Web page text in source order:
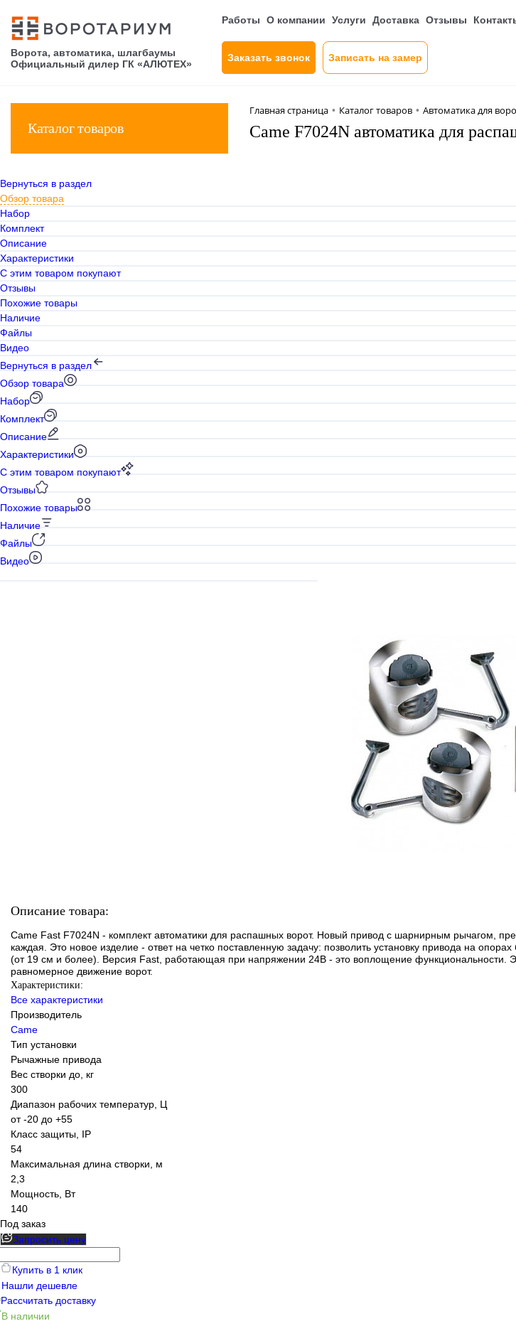
Ворота, автоматика, шлагбаумы
Официальный дилер ГК «АЛЮТЕХ»
Работы О компании Услуги Доставка Отзывы
Заказать звонок Записать на замер
Каталог товаров
Главная страница • Каталог товаров • Автоматика для
Came F7024N автоматика для
Вернуться в раздел
Обзор товара
Набор
Комплект
Описание
Характеристики
С этим товаром покупают
Отзывы
Похожие товары
Наличие
Файлы
Видео
Вернуться в раздел
Обзор товара
Набор
Комплект
Описание
Характеристики
С этим товаром покупают
Отзывы
Похожие товары
Наличие
Файлы
Видео
Описание товара:
Came Fast F7024N - комплект автоматики для распашных ворот. Новый привод с шарнирным рычагом,
каждая. Это новое изделие - ответ на четко поставленную задачу: позволить установку привода на
(от 19 см и более). Версия Fast, работающая при напряжении 24В - это воплощение функциональности.
равномерное движение ворот.
Характеристики:
Все характеристики
Производитель
Came
Тип установки
Рычажные привода
Вес створки до, кг
300
Диапазон рабочих температур, Ц
от -20 до +55
Класс защиты, IP
54
Максимальная длина створки, м
2,3
Мощность, Вт
140
Под заказ
Запросить цену
Купить в 1 клик
Нашли дешевле
Рассчитать доставку
В наличии